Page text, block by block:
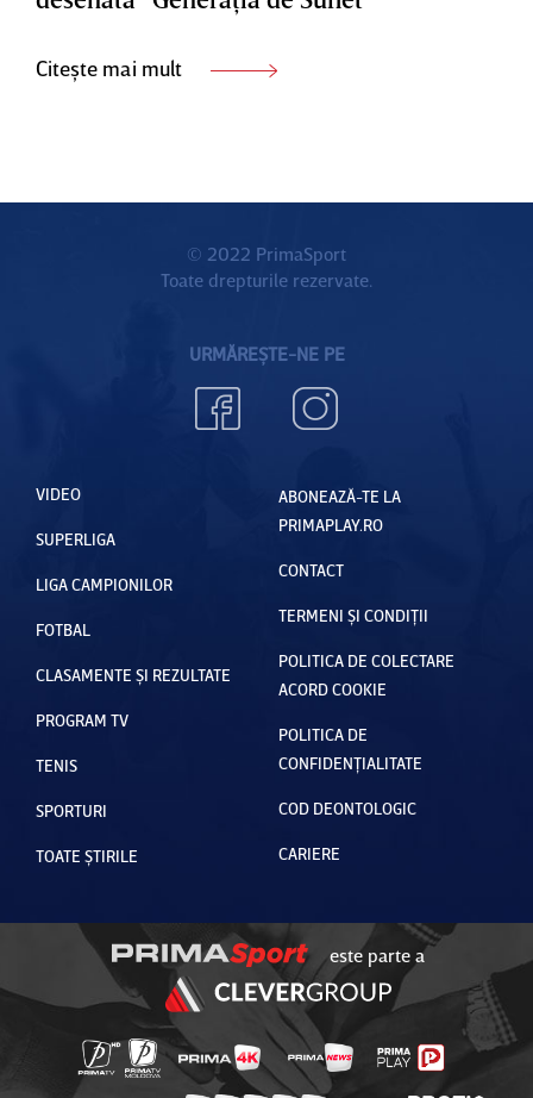
Citește mai mult
© 2022 PrimaSport
Toate drepturile rezervate.
URMĂREȘTE-NE PE
VIDEO
SUPERLIGA
LIGA CAMPIONILOR
FOTBAL
CLASAMENTE ȘI REZULTATE
PROGRAM TV
TENIS
SPORTURI
TOATE ȘTIRILE
ABONEAZĂ-TE LA
PRIMAPLAY.RO
CONTACT
TERMENI ȘI CONDIȚII
POLITICA DE COLECTARE
ACORD COOKIE
POLITICA DE
CONFIDENȚIALITATE
COD DEONTOLOGIC
CARIERE
este parte a